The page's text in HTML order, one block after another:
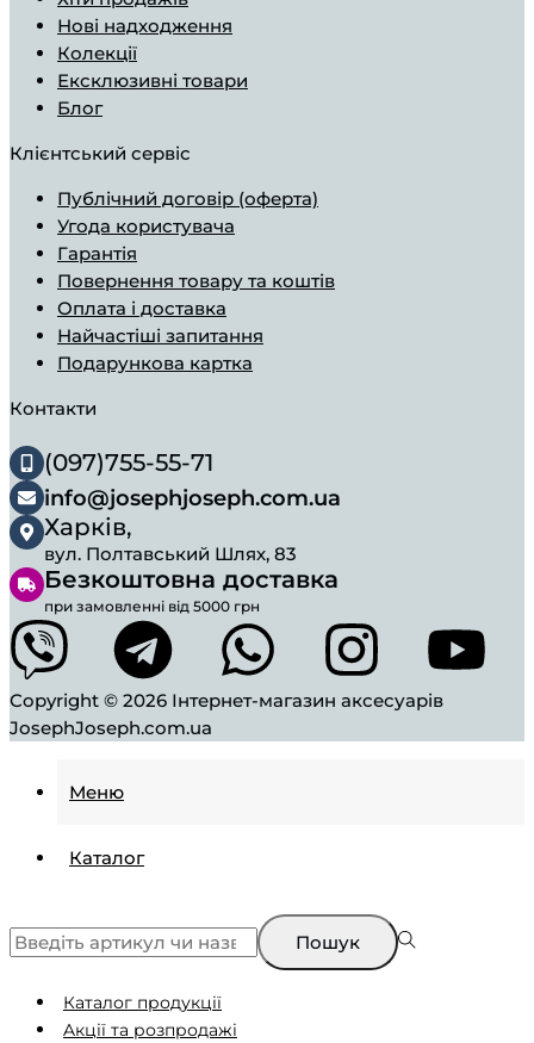
Нові надходження
Колекції
Ексклюзивні товари
Блог
Клієнтський сервіс
Публічний договір (оферта)
Угода користувача
Гарантія
Повернення товару та коштів
Оплата і доставка
Найчастіші запитання
Подарункова картка
Контакти
(097)755-55-71
info@josephjoseph.com.ua
Харків,
вул. Полтавський Шлях, 83
Безкоштовна доставка
при замовленні від 5000 грн
Copyright © 2026 Інтернет-магазин аксесуарів
JosephJoseph.com.ua
Меню
Каталог
Пошук
Каталог продукції
Aкції та розпродажі